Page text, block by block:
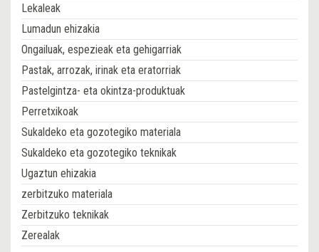
Lekaleak
Lumadun ehizakia
Ongailuak, espezieak eta gehigarriak
Pastak, arrozak, irinak eta eratorriak
Pastelgintza- eta okintza-produktuak
Perretxikoak
Sukaldeko eta gozotegiko materiala
Sukaldeko eta gozotegiko teknikak
Ugaztun ehizakia
zerbitzuko materiala
Zerbitzuko teknikak
Zerealak